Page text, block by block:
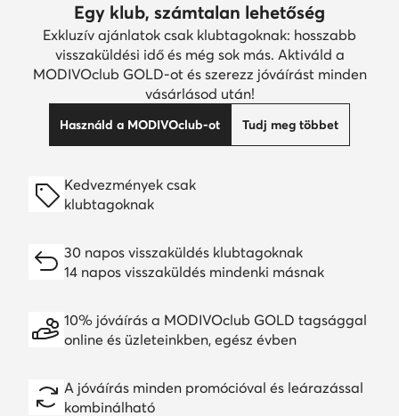
Egy klub, számtalan lehetőség
Exkluzív ajánlatok csak klubtagoknak: hosszabb
visszaküldési idő és még sok más. Aktiváld a
MODIVOclub GOLD-ot és szerezz jóváírást minden
vásárlásod után!
Használd a MODIVOclub-ot Tudj meg többet
Kedvezmények csak
klubtagoknak
30 napos visszaküldés klubtagoknak
14 napos visszaküldés mindenki másnak
10% jóváírás a MODIVOclub GOLD tagsággal
online és üzleteinkben, egész évben
A jóváírás minden promócióval és leárazással
kombinálható